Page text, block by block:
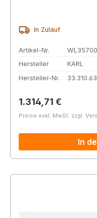
In Zulauf
Artikel-Nr.
WL35700
Hersteller
KARL
Hersteller-Nr.
33.310.63
Regulärer Preis:
1.314,71 €
Preise exkl. MwSt. zzgl.
In